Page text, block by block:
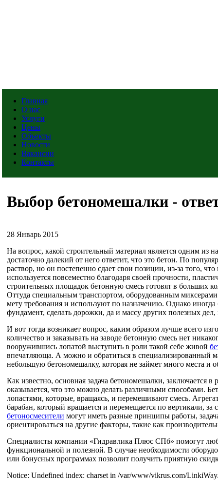
Главная
О нас
Услуги
Цены
Объекты
Новости
Вакансии
Контакты
Выбор бетономешалки -
28 Январь 2015
На вопрос, какой строительный материал является одним из
достаточно далекий от него ответит, что это бетон. По
раствор, но он постепенно сдает свои позиции, из-за того,
используется повсеместно благодаря своей прочности,
строительных площадок бетонную смесь готовят в больших
Оттуда специальным транспортом, оборудованным
мету требования и используют по назначению. Однако
фундамент, сделать дорожки, да и массу других полезных дел,
И вот тогда возникает вопрос, каким образом лучше всего
количество и заказывать на заводе бетонную смесь нет
вооружившись лопатой выступить в роли такой себе живой
впечатляюща. А можно и обратиться в специализированный
небольшую бетономешалку, которая не займет много места
Как известно, основная задача бетономешалки,
оказывается, что это можно делать различными способами.
лопастями, которые, вращаясь, и перемешивают смесь.
барабан, который вращается и перемещается по вертикали,
бетоносмесители могут иметь разные принципы работы,
ориентироваться на другие факторы, такие как
Специалисты компании «Гидравлика Плюс СПб» помогут
функциональной и полезной. В случае необходимости
или бонусных программах позволит получить приятную
Notice: Undefined index: charset in /var/www/vikrus.com/